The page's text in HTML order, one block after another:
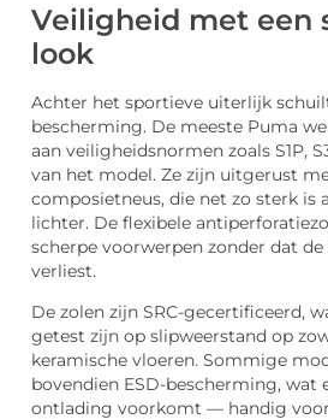
Veiligheid met een
look
Achter het sportieve uiterlijk
bescherming. De meeste Puma
aan veiligheidsnormen zoals S1P,
van het model. Ze zijn uitgerust
composietneus, die net zo sterk is
lichter. De flexibele
scherpe voorwerpen zonder dat
verliest.
De zolen zijn SRC-gecertificeerd,
getest zijn op slipweerstand op
keramische vloeren. Sommige
bovendien ESD-bescherming, wat
ontlading voorkomt — handig